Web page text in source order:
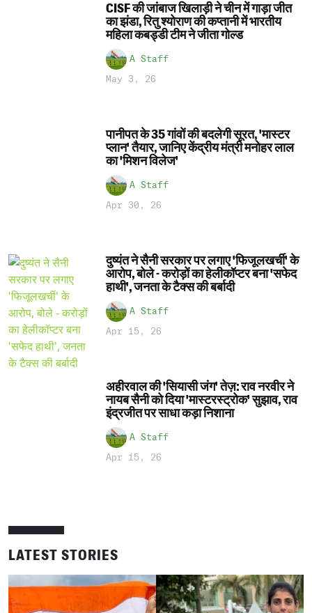
CISF की जांबाज खिलाड़ी ने चीन में गाड़ा जीत
का झंडा, रितु श्योराण की कप्तानी में भारतीय
महिला कबड्डी टीम ने जीता गोल्ड
A Staff
May 3, 26
पानीपत के 35 गांवों की बदलेगी सूरत, 'मास्टर
प्लान' तैयार, जानिए केंद्रीय मंत्री मनोहर लाल
का 'मिशन विलेज'
A Staff
Apr 30, 26
दुष्यंत ने सैनी सरकार पर लगाए 'फिजूलखर्ची' के
आरोप, बोले - करोड़ों का हेलीकॉप्टर बना 'सफेद
हाथी', जनता के टैक्स की बर्बादी
A Staff
Apr 15, 26
अहीरवाल की 'सियासी जंग' तेज़: राव नरवीर ने
नायब सैनी को दिया 'मास्टरस्ट्रोक' सुझाव, राव
इंद्रजीत पर साधा कड़ा निशाना
A Staff
Apr 15, 26
LATEST STORIES